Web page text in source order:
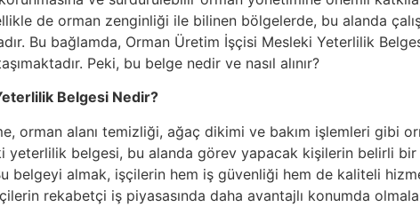
de orman zenginliği ile bilinen bölgelerde, bu alanda
Bu bağlamda, Orman Üretim İşçisi Mesleki Yeterlilik
Peki, bu belge nedir ve nasıl alınır?
Belgesi Nedir?
orman alanı temizliği, ağaç dikimi ve bakım işlemleri gibi
yeterlilik belgesi, bu alanda görev yapacak kişilerin belirli
belgeyi almak, işçilerin hem iş güvenliği hem de kaliteli
rekabetçi iş piyasasında daha avantajlı konumda